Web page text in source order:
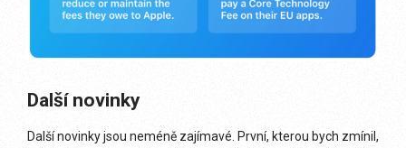
Další novinky
Další novinky jsou neméně zajímavé. První, kterou bych zmínil,